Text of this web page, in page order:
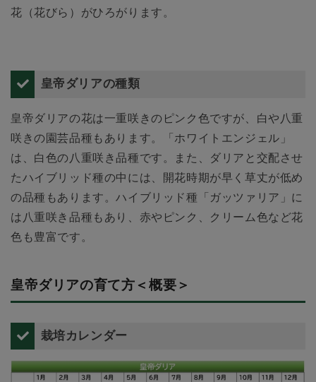
花（花びら）がひろがります。
皇帝ダリアの種類
皇帝ダリアの花は一重咲きのピンク色ですが、白や八重
咲きの園芸品種もあります。「ホワイトエンジェル」
は、白色の八重咲き品種です。また、ダリアと交配させ
たハイブリッド種の中には、開花時期が早く草丈が低め
の品種もあります。ハイブリッド種「ガッツァリア」に
は八重咲き品種もあり、赤やピンク、クリーム色など花
色も豊富です。
皇帝ダリアの育て方＜概要＞
栽培カレンダー